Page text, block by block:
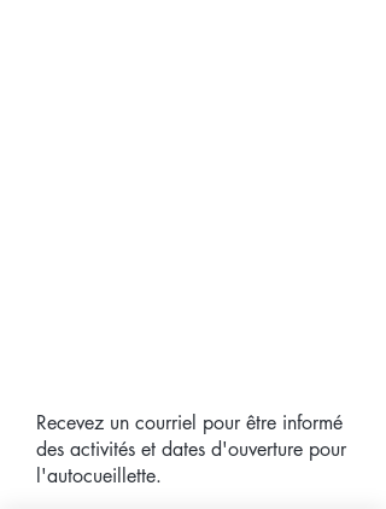
Recevez un courriel pour être informé
des activités et dates d'ouverture pour
l'autocueillette.